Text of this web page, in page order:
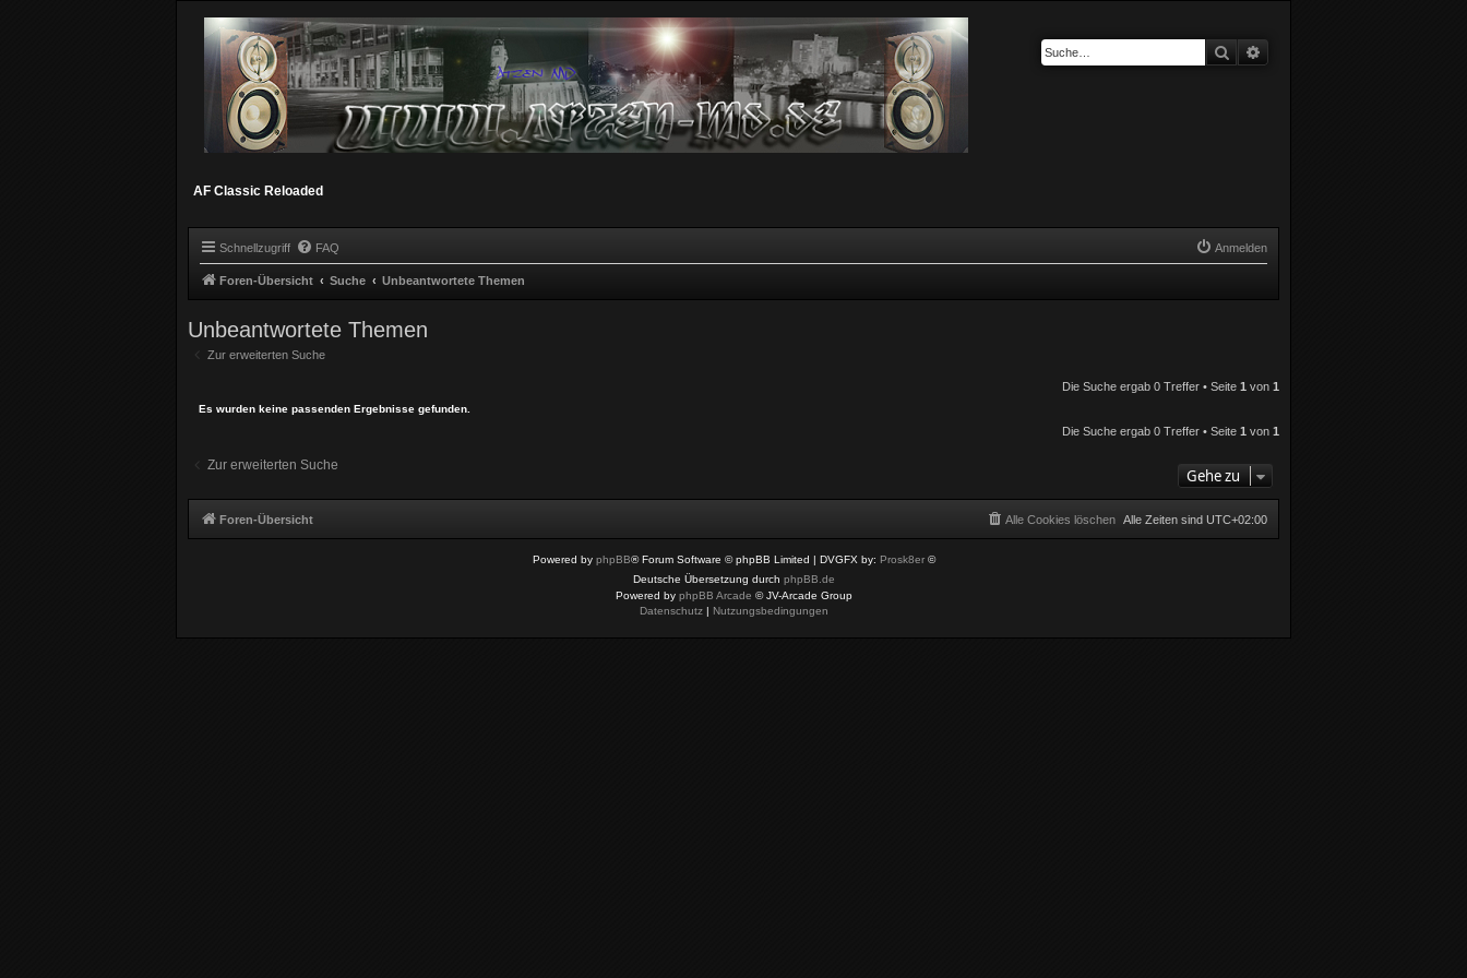
AF Classic Reloaded
Suche
Schnellzugriff FAQ Anmelden
Foren-Übersicht Suche Unbeantwortete Themen
Unbeantwortete Themen
Zur erweiterten Suche
Die Suche ergab 0 Treffer • Seite 1 von 1
Es wurden keine passenden Ergebnisse gefunden.
Die Suche ergab 0 Treffer • Seite 1 von 1
Zur erweiterten Suche
Gehe zu
Foren-Übersicht Alle Zeiten sind UTC+02:00
Alle Cookies löschen
Powered by phpBB® Forum Software © phpBB Limited | DVGFX by: Prosk8er©
Deutsche Übersetzung durch phpBB.de
Powered by phpBB Arcade © JV-Arcade Group
Datenschutz| Nutzungsbedingungen